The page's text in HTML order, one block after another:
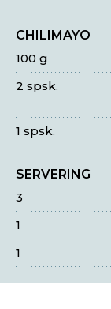
CHILIMAYO
100 g
2 spsk.
1 spsk.
SERVERING
3
1
1